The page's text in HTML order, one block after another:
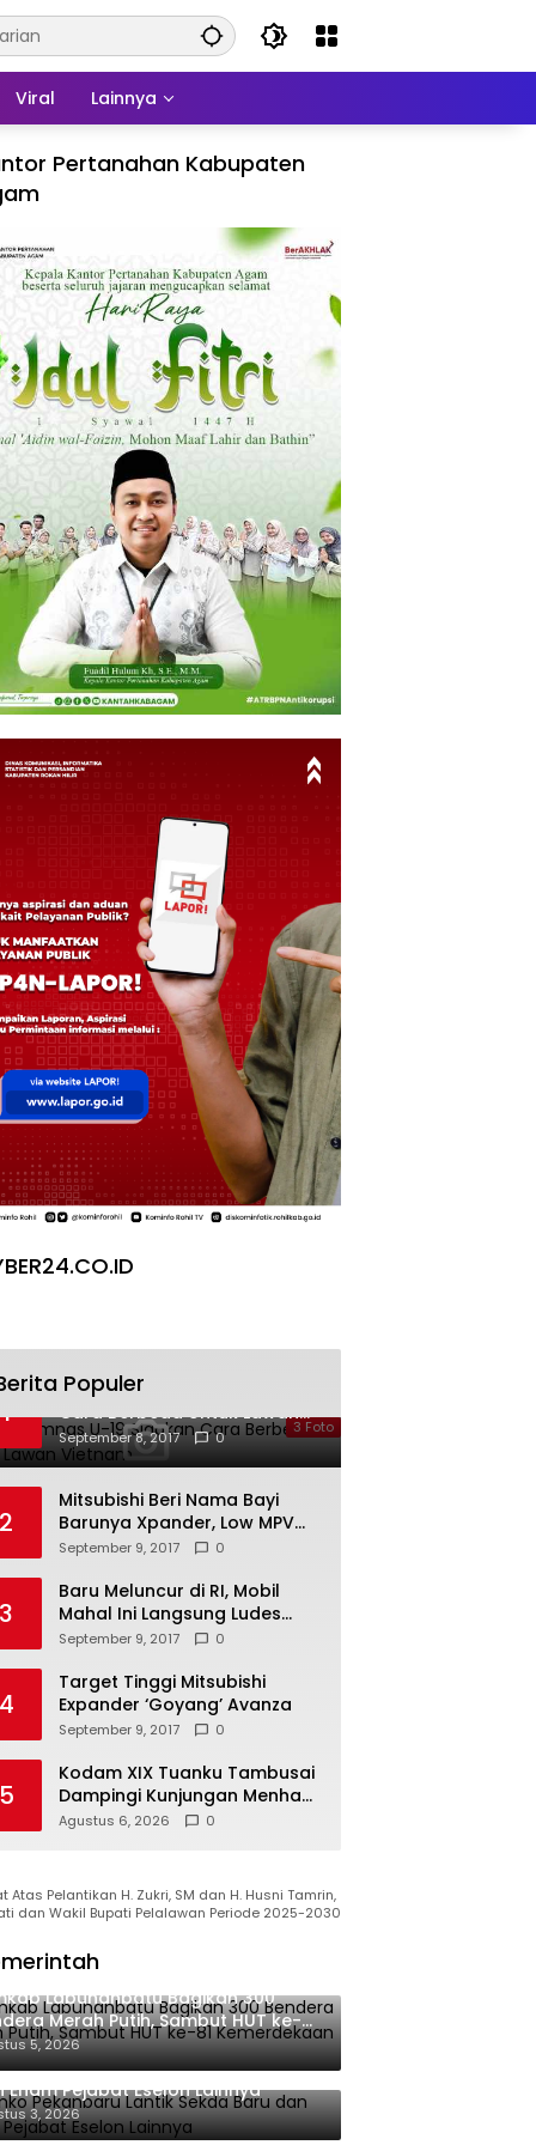
Viral Lainnya
Pertanahan Kabupaten
Populer
3 Foto
1
Galeri Timnas U-19 Siapkan
Cara Berbeda Untuk Lawan
Vietnam
September 8, 2017 0
2
Mitsubishi Beri Nama Bayi
Barunya Xpander, Low MPV
Pesaing Avanza cs
September 9, 2017 0
3
Baru Meluncur di RI, Mobil
Mahal Ini Langsung Ludes
Terjual
September 9, 2017 0
4
Target Tinggi Mitsubishi
Expander ‘Goyang’ Avanza
September 9, 2017 0
5
Kodam XIX Tuanku Tambusai
Dampingi Kunjungan Menhan
RI ke Yonif TP 952/Imam
Agustus 6, 2026 0
Atas Pelantikan H. Zukri, SM dan H. Husni Tamrin,
dan Wakil Bupati Pelalawan Periode 2025-2030
Labuhanbatu Bagikan 300
Merah Putih, Sambut HUT ke-81
RI
5, 2026
Pekanbaru Lantik Sekda Baru
Enam Pejabat Eselon Lainnya
3, 2026